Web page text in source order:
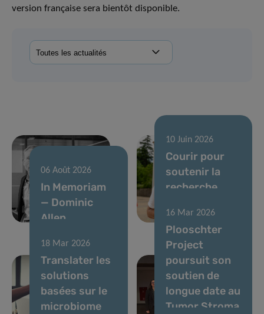
version française sera bientôt disponible.
06 Août 2026
In Memoriam
— Dominic
Allen
10 Juin 2026
Courir pour
soutenir la
recherche
cancer
18 Mar 2026
Translater les
solutions
basées sur le
microbiome
16 Mar 2026
Plooschter
Project
poursuit son
soutien de
longue date au
Tumor Stroma